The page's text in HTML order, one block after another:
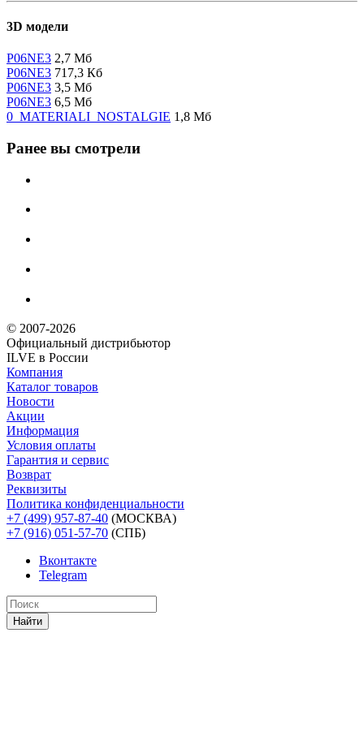
3D модели
P06NE3 2,7 Мб
P06NE3 717,3 Кб
P06NE3 3,5 Мб
P06NE3 6,5 Мб
0_MATERIALI_NOSTALGIE 1,8 Мб
Ранее вы смотрели
© 2007-2026
Официальный дистрибьютoр
ILVE в России
Компания
Каталог товаров
Новости
Акции
Информация
Условия оплаты
Гарантия и сервис
Возврат
Реквизиты
Политика конфиденциальности
+7 (499) 957-87-40 (МОСКВА)
+7 (916) 051-57-70 (СПБ)
Вконтакте
Telegram
Найти